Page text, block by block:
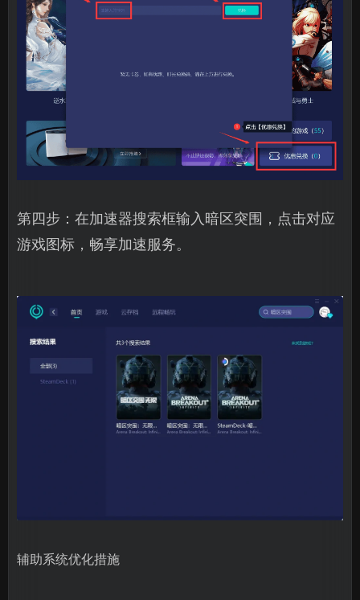
第四步：在加速器搜索框输入暗区突围，点击对应
游戏图标，畅享加速服务。
辅助系统优化措施